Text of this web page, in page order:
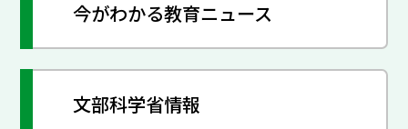
今がわかる教育ニュース
文部科学省情報